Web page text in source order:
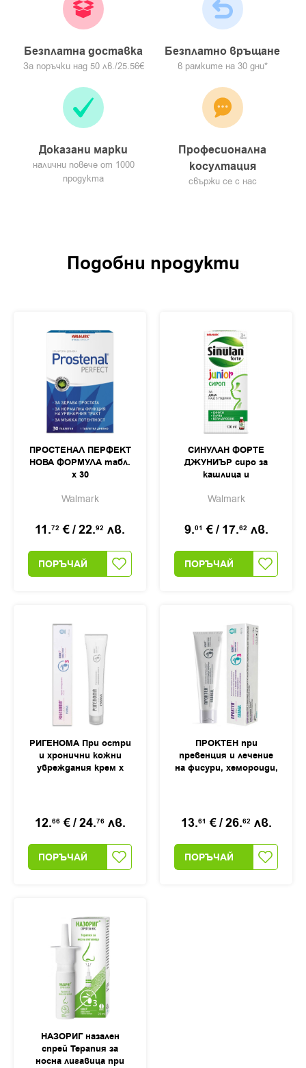
Съхранение
градуса
Да се пази от пряка слънчева светлина и деца
Безплатна доставка
За поръчки над 50 лв./25.56€
Безплатно връщане
в рамките на 30 дни*
Доказани марки
налични повече от 1000
продукта
Професионална
косултация
свържи се с нас
Подобни продукти
ПРОСТЕНАЛ ПЕРФЕКТ
НОВА ФОРМУЛА табл.
х 30
Walmark
11.72 €/22.92 лв.
ПОРЪЧАЙ
СИНУЛАН ФОРТЕ
ДЖУНИЪР сиро за
кашлица и
120мл
Walmark
9.01 €/ 17.62 лв.
ПОРЪЧАЙ
РИГЕНОМА При остри
и хронични кожни
увреждания крем х
12.66 €/24.76 лв.
ПОРЪЧАЙ
ПРОКТЕН при
превенция и лечение
на фисури, хемороиди,
40мл
13.61 €/26.62 лв.
ПОРЪЧАЙ
НАЗОРИГ назален
спрей Терапия за
носна лигавица при